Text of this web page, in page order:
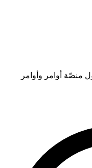
منصّة أوامر وأوامر